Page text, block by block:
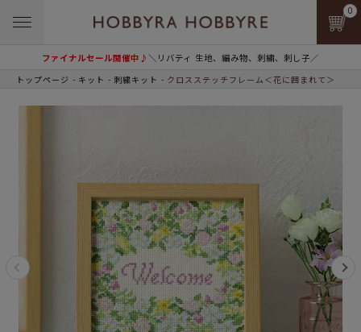
ファイナルセール開催中♪＼リバティ 生地、編み物、刺繍、刺し子／
0
トップページ キット 刺繍キット クロスステッチフレーム＜花に囲まれて＞